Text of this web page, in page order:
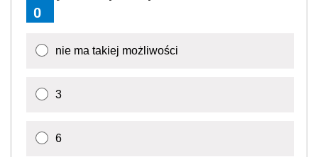
0
nie ma takiej możliwości
3
6